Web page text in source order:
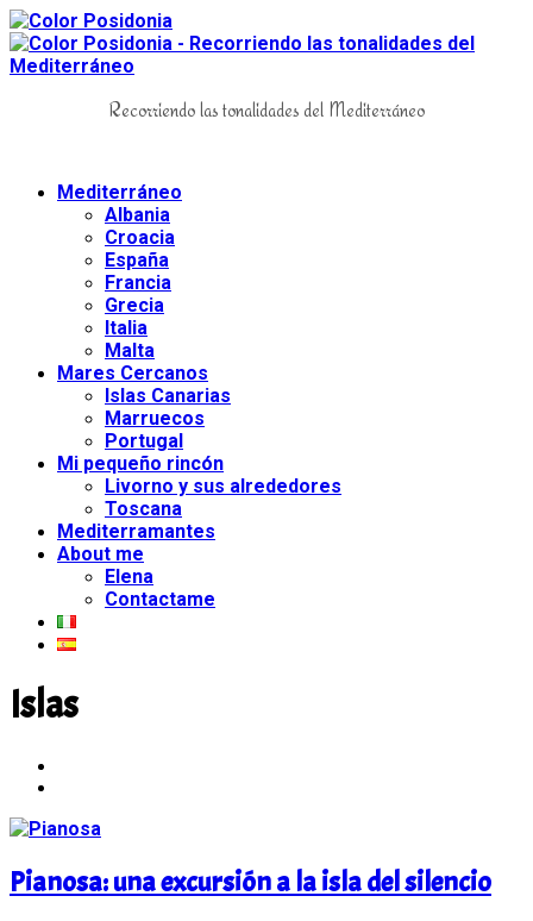
Recorriendo las tonalidades del Mediterráneo
Mediterráneo
Albania
Croacia
España
Francia
Grecia
Italia
Malta
Mares Cercanos
Islas Canarias
Marruecos
Portugal
Mi pequeño rincón
Livorno y sus alrededores
Toscana
Mediterramantes
About me
Elena
Contactame
Islas
Pianosa: una excursión a la isla del silencio